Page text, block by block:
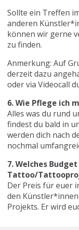
Sollte ein Treffen
anderen
können wir gerne
zu finden.
Anmerkung: Auf
derzeit dazu
oder via Videocall
6. Wie Pflege ich
Alles was du rund
findest du bald in
werden dich nach
nochmal
7. Welches
Tattoo/
Der Preis für euer
den
Projekts. Er wird